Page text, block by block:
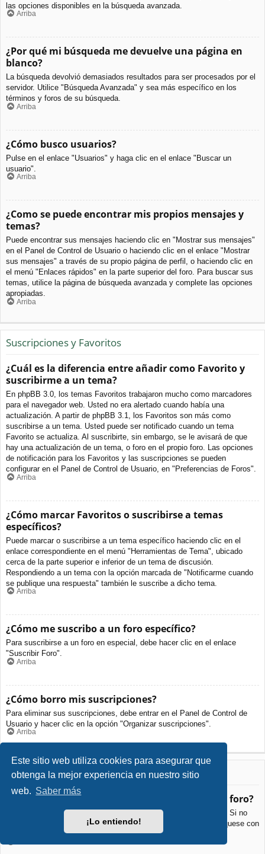
Este sitio web utiliza cookies para asegurar que
obtenga la mejor experiencia en nuestro sitio
web. Saber más
¡Lo entiendo!
las opciones disponibles en la búsqueda avanzada.
Arriba
¿Por qué mi búsqueda me devuelve una página en
blanco?
La búsqueda devolvió demasiados resultados para ser procesados por el
servidor. Utilice "Búsqueda Avanzada" y sea más específico en los
términos y foros de su búsqueda.
Arriba
¿Cómo busco usuarios?
Pulse en el enlace "Usuarios" y haga clic en el enlace "Buscar un
usuario".
Arriba
¿Como se puede encontrar mis propios mensajes y
temas?
Puede encontrar sus mensajes haciendo clic en "Mostrar sus mensajes"
en el Panel de Control de Usuario o haciendo clic en el enlace "Mostrar
sus mensajes" a través de su propio página de perfil, o haciendo clic en
el menú "Enlaces rápidos" en la parte superior del foro. Para buscar sus
temas, utilice la página de búsqueda avanzada y complete las opciones
apropiadas.
Arriba
Suscripciones y Favoritos
¿Cuál es la diferencia entre añadir como Favorito y
suscribirme a un tema?
En phpBB 3.0, los temas Favoritos trabajaron mucho como marcadores
para el navegador web. Usted no era alertado cuando había una
actualización. A partir de phpBB 3.1, los Favoritos son más como
suscribirse a un tema. Usted puede ser notificado cuando un tema
Favorito se actualiza. Al suscribirte, sin embargo, se le avisará de que
hay una actualización de un tema, o foro en el propio foro. Las opciones
de notificación para los Favoritos y las suscripciones se pueden
configurar en el Panel de Control de Usuario, en "Preferencias de Foros".
Arriba
¿Cómo marcar Favoritos o suscribirse a temas
específicos?
Puede marcar o suscribirse a un tema específico haciendo clic en el
enlace correspondiente en el menú "Herramientas de Tema", ubicado
cerca de la parte superior e inferior de un tema de discusión.
Respondiendo a un tema con la opción marcada de "Notificarme cuando
se publique una respuesta" también le suscribe a dicho tema.
Arriba
¿Cómo me suscribo a un foro específico?
Para suscribirse a un foro en especial, debe hacer clic en el enlace
"Suscribir Foro".
Arriba
¿Cómo borro mis suscripciones?
Para eliminar sus suscripciones, debe entrar en el Panel de Control de
Usuario y hacer clic en la opción "Organizar suscripciones".
Arriba
Archivos Adjuntos
¿Qué archivos adjuntos son permitidos en este foro?
Cada foro puede permitir o no ciertos tipos de archivos adjuntos. Si no
está seguro de que tipos de archivos se pueden cargar, comuníquese con
La Administración para obtener más información.